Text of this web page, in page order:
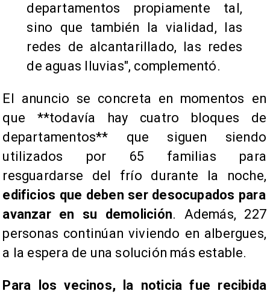
departamentos propiamente tal,
sino que también la vialidad, las
redes de alcantarillado, las redes
de aguas lluvias", complementó.
El anuncio se concreta en momentos en
que **todavía hay cuatro bloques de
departamentos** que siguen siendo
utilizados por 65 familias para
resguardarse del frío durante la noche,
edificios que deben ser desocupados para
avanzar en su demolición. Además, 227
personas continúan viviendo en albergues,
a la espera de una solución más estable.
Para los vecinos, la noticia fue recibida